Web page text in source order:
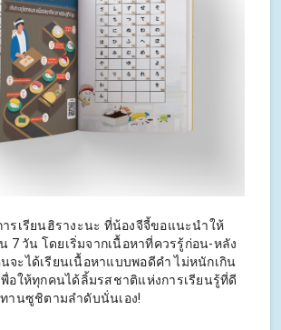
ารเรียนฮิรางะนะ ที่น้องจีจี้ขอแนะนำให้
7 วัน โดยเริ่มจากเนื้อหาที่ควรรู้ก่อน-หลัง
จะได้เรียนเนื้อหาแบบพอดีคำ ไม่หนักเกิน
อให้ทุกคนได้ลิ้มรสชาติแห่งการเรียนรู้ที่ดี
านซูชิตามลำดับนั่นเอง!